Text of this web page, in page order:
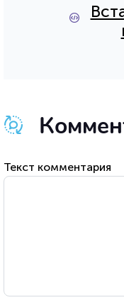
Текст комментария